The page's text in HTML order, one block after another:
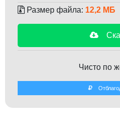
Размер файла: 12,2 МБ
Чисто по